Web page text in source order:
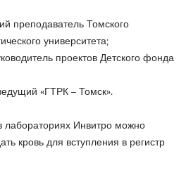
преподаватель Томского
университета;
проектов Детского фонда
«ГТРК – Томск».
лабораториях Инвитро можно
кровь для вступления в регистр